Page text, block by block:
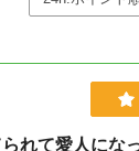
れて愛人にな